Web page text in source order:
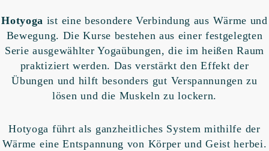
Hotyoga ist eine besondere Verbindung aus Wärme und
Bewegung. Die Kurse bestehen aus einer festgelegten
Serie ausgewählter Yogaübungen, die im heißen Raum
praktiziert werden. Das verstärkt den Effekt der
Übungen und hilft besonders gut Verspannungen zu
lösen und die Muskeln zu lockern.
Hotyoga führt als ganzheitliches System mithilfe der
Wärme eine Entspannung von Körper und Geist herbei.